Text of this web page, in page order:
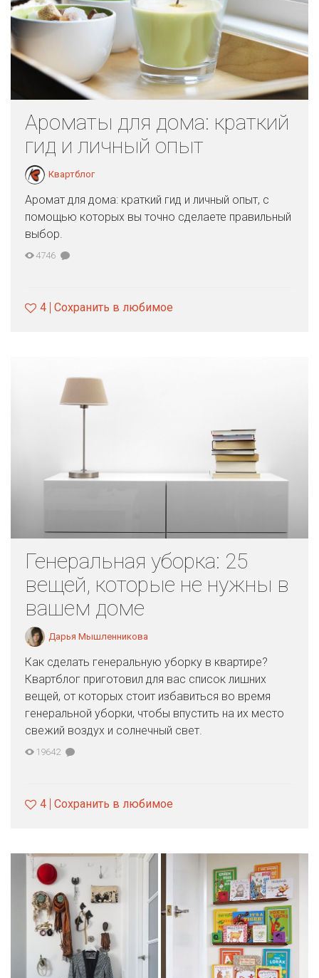
Ароматы для дома: краткий
гид и личный опыт
Квартблог
Аромат для дома: краткий гид и личный опыт, с
помощью которых вы точно сделаете правильный
выбор.
4746
4 Сохранить в любимое
Генеральная уборка: 25
вещей, которые не нужны в
вашем доме
Дарья Мышленникова
Как сделать генеральную уборку в квартире?
Квартблог приготовил для вас список лишних
вещей, от которых стоит избавиться во время
генеральной уборки, чтобы впустить на их место
свежий воздух и солнечный свет.
19642
4 Сохранить в любимое